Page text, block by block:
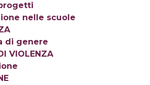
nelle scuole
di genere
VIOLENZA